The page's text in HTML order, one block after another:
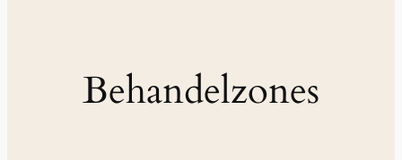
Behandelzones